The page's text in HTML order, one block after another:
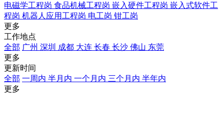
电磁学工程岗 食品机械工程岗 嵌入硬件工程岗 嵌入式软件工
程岗 机器人应用工程岗 电工岗 钳工岗
更多
工作地点
全部 广州 深圳 成都 大连 长春 长沙 佛山 东莞
更多
更新时间
全部 一周内 半月内 一个月内 三个月内 半年内
更多